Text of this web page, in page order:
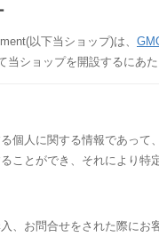
以下当ショップ)は、
当ショップを開設するにあ
る個人に関する情報であっ
ことができ、それにより特
、お問合せをされた際にお